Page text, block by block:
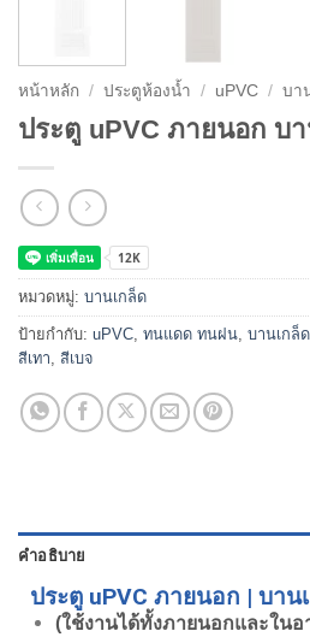
หน้าหลัก / ประตูห้องน้ำ / uPVC / บา
ประตู uPVC ภายนอก บ
หมวดหมู่: บานเกล็ด
ป้ายกำกับ: uPVC, ทนแดด ทนฝน, บานเกล็ด
สีเทา, สีเบจ
คำอธิบาย
ประตู uPVC ภายนอก | บาน
(ใช้งานได้ทั้งภายนอกและในอ